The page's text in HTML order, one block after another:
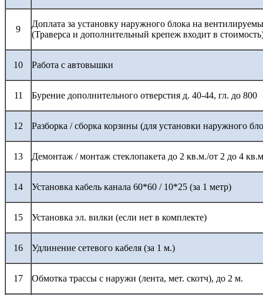
9
Доплата за установку наружного блока на
(Траверса и дополнительный крепеж входит в
10 Работа с автовышки
11 Бурение дополнительного отверстия д. 40-44, гл. до 800
12 Разборка / сборка корзины (для установки наружного
13 Демонтаж / монтаж стеклопакета до 2 кв.м./от 2 до 4
14 Установка кабель канала 60*60 / 10*25 (за 1 метр)
15 Установка эл. вилки (если нет в комплекте)
16 Удлинение сетевого кабеля (за 1 м.)
17 Обмотка трассы с наружи (лента, мет. скотч), до 2 м.